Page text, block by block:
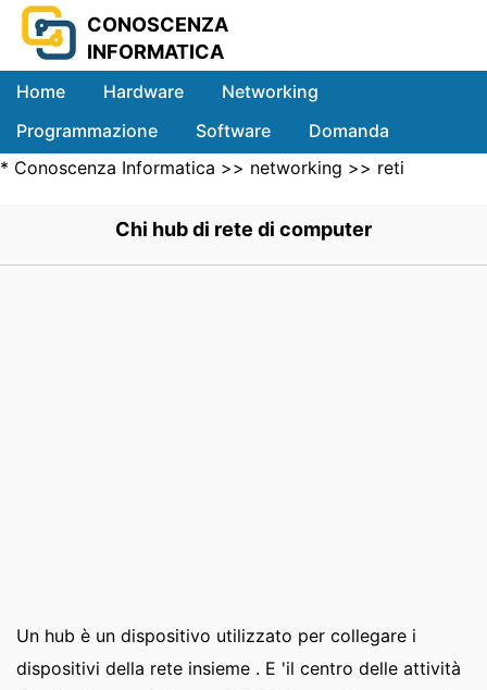
CONOSCENZA
INFORMATICA
Home Hardware
Networking
Programmazione
Software
Domanda
Sistemi
* Conoscenza Informatica >> networking >> reti
Chi hub di rete di computer
Un hub è un dispositivo utilizzato per collegare i
dispositivi della rete insieme . E 'il centro delle attività